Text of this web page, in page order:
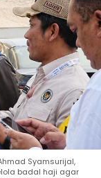
Syamsurijal,
badal haji agar